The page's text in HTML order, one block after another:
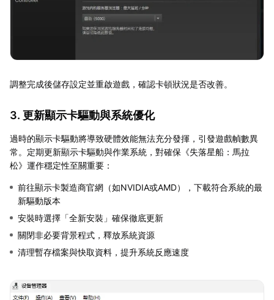
調整完成後儲存設定並重啟遊戲，確認卡頓狀況是否改善。
3. 更新顯示卡驅動與系統優化
過時的顯示卡驅動將導致硬體效能無法充分發揮，引發遊戲幀數異
常。定期更新顯示卡驅動與作業系統，對確保《失落星船：馬拉
松》運作穩定性至關重要：
前往顯示卡製造商官網（如NVIDIA或AMD），下載符合系統的最
新驅動版本
安裝時選擇「全新安裝」確保徹底更新
關閉非必要背景程式，釋放系統資源
清理暫存檔案與快取資料，提升系統反應速度